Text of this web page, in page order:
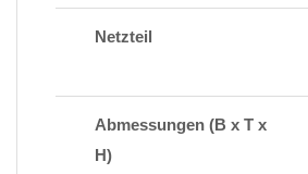
Netzteil
Abmessungen (B x T x
H)